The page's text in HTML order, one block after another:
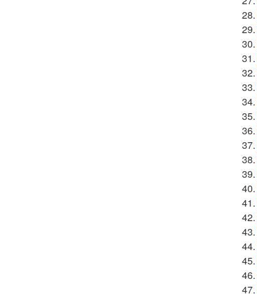
28.
29.
30.
31.
32.
33.
34.
35.
36.
37.
38.
39.
40.
41.
42.
43.
44.
45.
46.
47.